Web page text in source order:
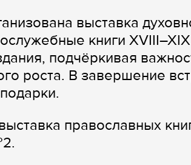
выставка
книги
подчёркивая
роста. В завершение
православных